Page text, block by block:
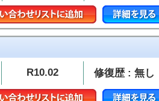
R10.02 修復歴 : 無し